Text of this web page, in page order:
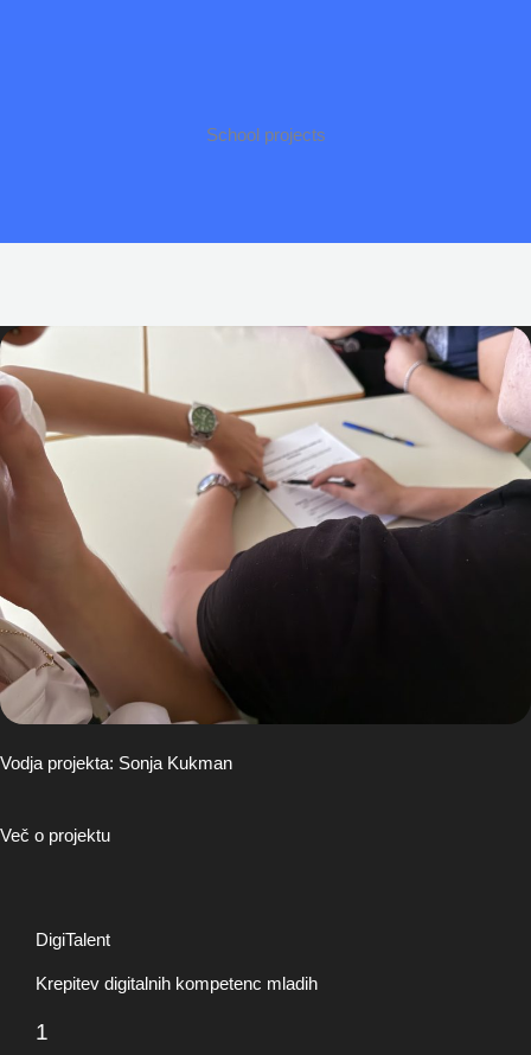
School projects
Vodja projekta: Sonja Kukman
Več o projektu
DigiTalent
Krepitev digitalnih kompetenc mladih
1